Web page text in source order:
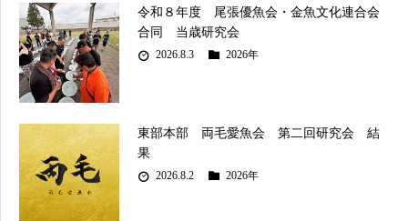
令和８年度 尾張優魚会・金魚文化連合会
合同 当歳研究会
2026.8.3 2026年
東部本部 両毛愛魚会 第二回研究会 結
果
2026.8.2 2026年